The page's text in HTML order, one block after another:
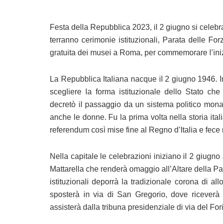
Festa della Repubblica 2023, il 2 giugno si
terranno cerimonie istituzionali, Parata delle
gratuita dei musei a Roma, per commemorare
La Repubblica Italiana nacque il 2 giugno 1946.
scegliere la forma istituzionale dello Stato che
decretò il passaggio da un sistema politico
anche le donne. Fu la prima volta nella storia
referendum così mise fine al Regno d’Italia e
Nella capitale le celebrazioni iniziano il 2
Mattarella che renderà omaggio all’Altare della
istituzionali deporrà la tradizionale corona di
sposterà in via di San Gregorio, dove
assisterà dalla tribuna presidenziale di via del